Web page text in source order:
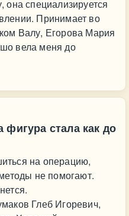
она специализируется
Принимает во
Валу, Егорова Мария
вела меня до
фигура стала как до
на операцию,
не помогают.
Глеб Игоревич,